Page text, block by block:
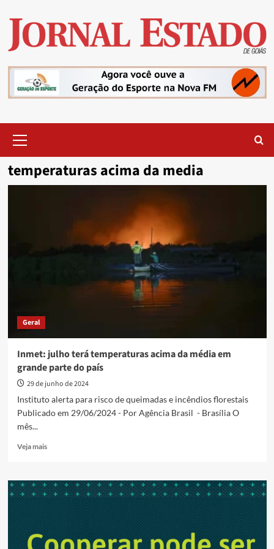
content
Menu
temperaturas acima da media
Geral
Inmet: julho terá temperaturas acima da média em
grande parte do país
29 de junho de 2024
Instituto alerta para risco de queimadas e incêndios florestais
Publicado em 29/06/2024 - Por Agência Brasil - Brasília O
mês...
Veja maisRead
Inmet:
julho
da